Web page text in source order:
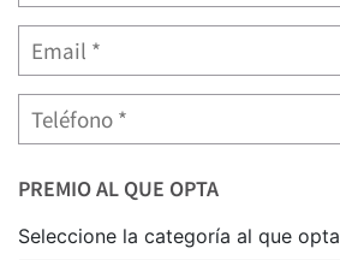
PREMIO AL QUE OPTA
Seleccione la categoría al que